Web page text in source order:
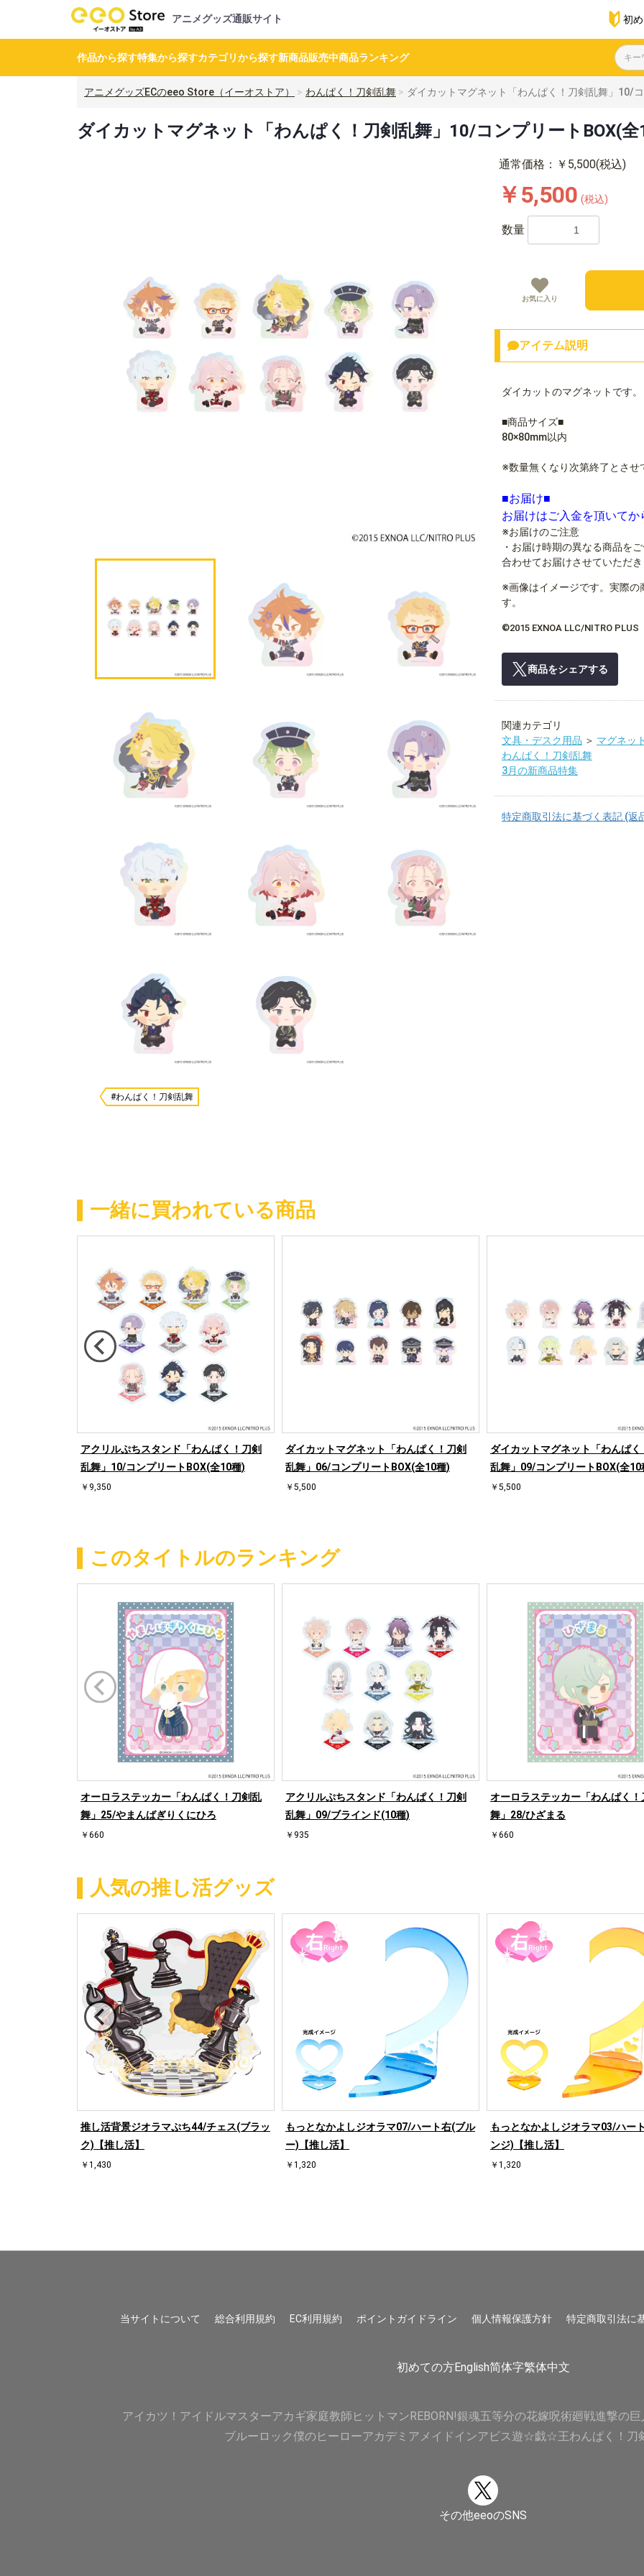
アニメグッズ通販サイト 初
作品から探す特集から探すカテゴリから探す新商品販売中商品ランキング
アニメグッズECのeeo Store（イーオストア） わんぱく！刀剣乱舞 ダイカットマグネット「わんぱく！刀剣乱舞」10/
ダイカットマグネット「わんぱく！刀剣乱舞」10/コンプリートBOX(全
#わんぱく！刀剣乱舞
通常価格：￥5,500(税込)
￥5,500 (税込)
お気に入り
数量
アイテム説明
ダイカットのマグネットです。
■商品サイズ■
80×80mm以内
※数量無くなり次第終了とさせ
■お届け■
お届けはご入金を頂いてか
※お届けのご注意
・お届け時期の異なる商品を
合わせてお届けさせていただき
※画像はイメージです。実際の
す。
©2015 EXNOA LLC/NITRO PLUS
商品をシェアする
関連カテゴリ
文具・デスク用品 ＞ マグネット
わんぱく！刀剣乱舞
3月の新商品特集
特定商取引法に基づく表記 (返
一緒に買われている商品
アクリルぷちスタンド「わんぱく！刀剣
乱舞」10/コンプリートBOX(全10種)
￥9,350
ダイカットマグネット「わんぱく！刀剣
乱舞」06/コンプリートBOX(全10種)
￥5,500
ダイカットマグネット「わんぱく
乱舞」09/コンプリートBOX(全10
￥5,500
このタイトルのランキング
オーロラステッカー「わんぱく！刀剣乱
舞」25/やまんばぎりくにひろ
￥660
アクリルぷちスタンド「わんぱく！刀剣
乱舞」09/ブラインド(10種)
￥935
オーロラステッカー「わんぱく！
舞」28/ひざまる
￥660
人気の推し活グッズ
推し活背景ジオラマぷち44/チェス(ブラッ
ク)【推し活】
￥1,430
もっとなかよしジオラマ07/ハート右(ブル
ー)【推し活】
￥1,320
もっとなかよしジオラマ03/ハー
ンジ)【推し活】
￥1,320
当サイトについて 総合利用規約 EC利用規約 ポイントガイドライン 個人情報保護方針 特定商取引法に
初めての方English简体字繁体中文
アイカツ！ アイドルマスターアカギ家庭教師ヒットマンREBORN!銀魂五等分の花嫁呪術廻戦進撃の巨
ブルーロック僕のヒーローアカデミア メイドインアビス遊☆戯☆王わんぱく！刀
その他eeoのSNS